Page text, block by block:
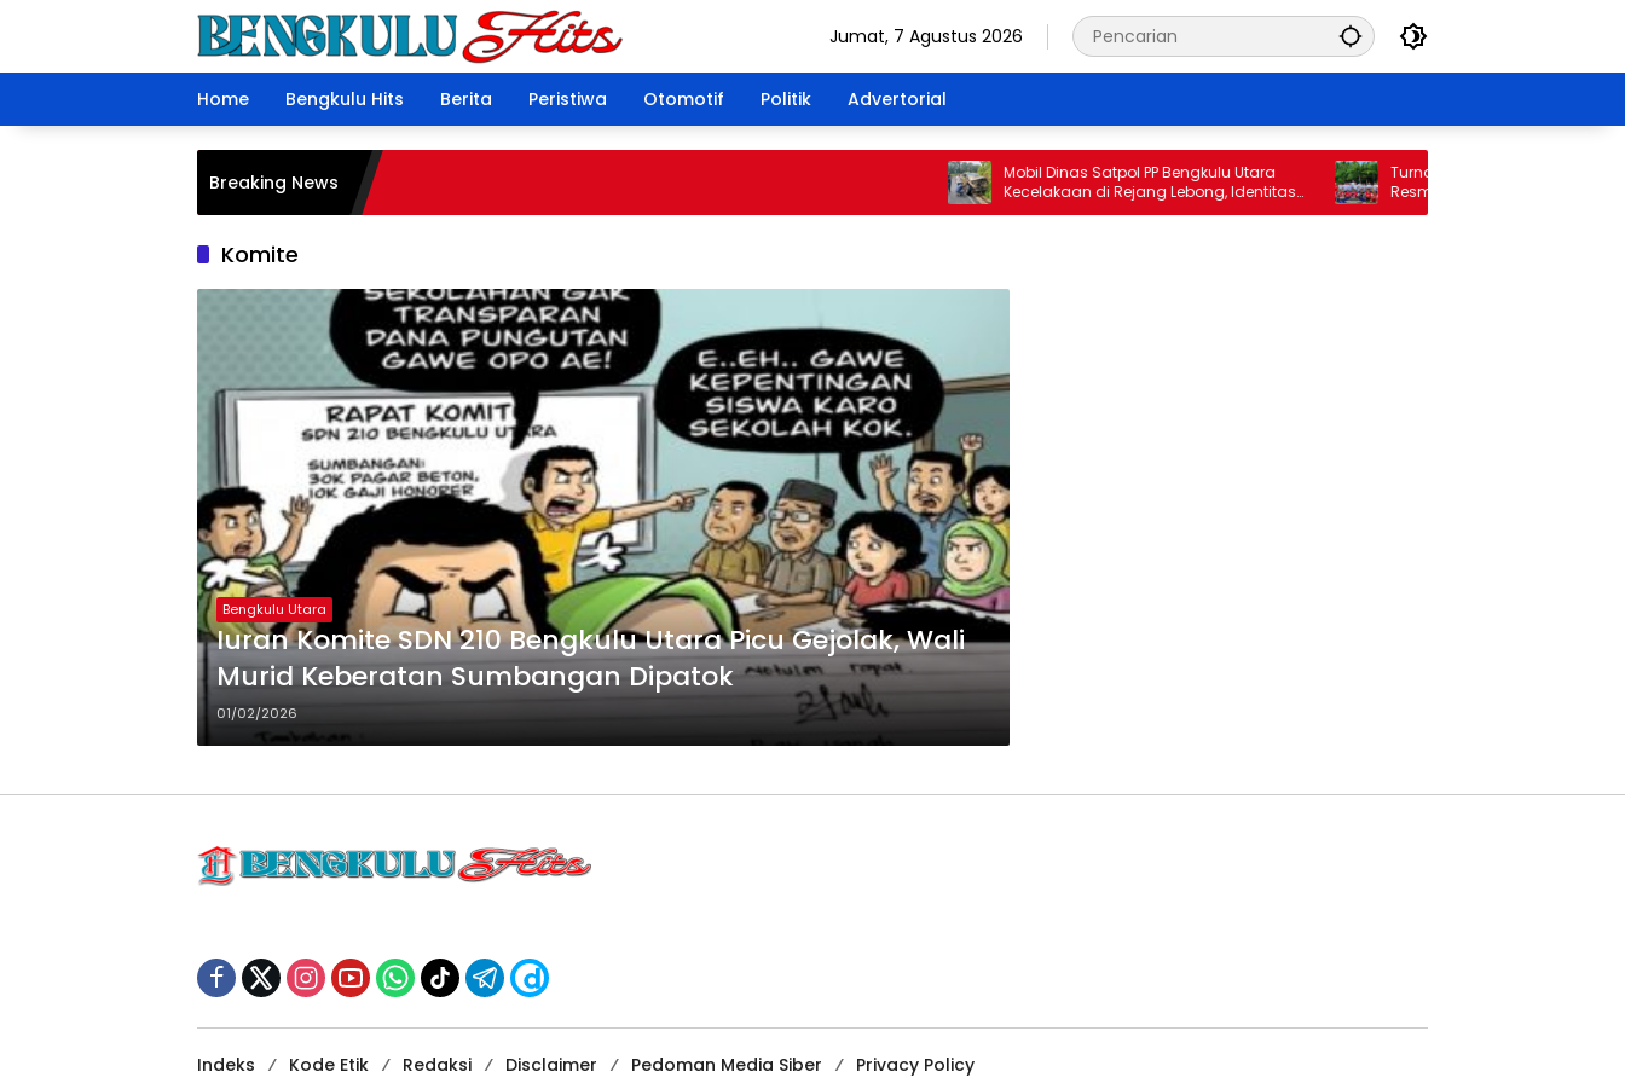
Jumat, 7 Agustus 2026
Home Bengkulu Hits Berita Peristiwa Otomotif Politik Advertorial
Breaking News
Mobil Dinas Satpol PP Bengkulu Utara
Kecelakaan di Rejang Lebong, Identitas
Pengemudi Tuai Sorotan
Turnamen Mini Soccer Awat Mata
Resmi Bergulir, Wabup Kaur
Sportivitas dan Pemberdayaan
Komite
Bengkulu Utara
Iuran Komite SDN 210 Bengkulu Utara Picu Gejolak, Wali
Murid Keberatan Sumbangan Dipatok
01/02/2026
Indeks Kode Etik Redaksi Disclaimer Pedoman Media Siber Privacy Policy